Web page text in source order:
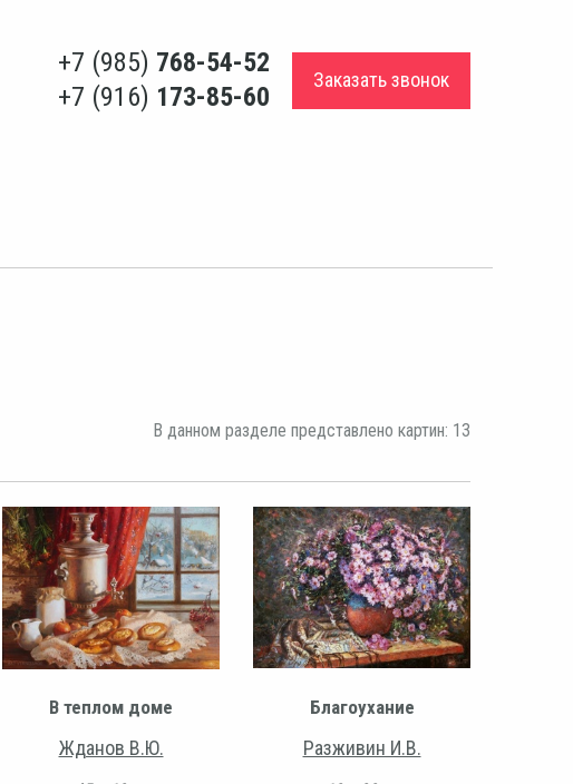
+7 (985) 768-54-52
+7 (916) 173-85-60
Заказать звонок
В данном разделе представлено картин: 13
В теплом доме
Жданов В.Ю.
Благоухание
Разживин И.В.